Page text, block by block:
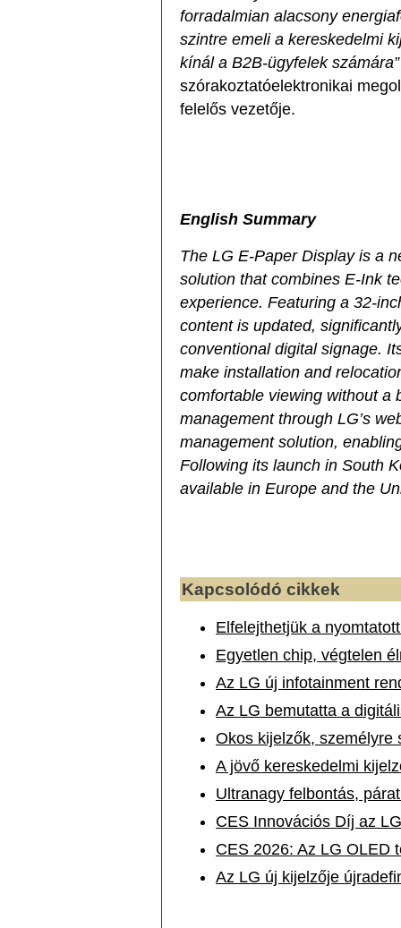
forradalmian alacsony
szintre emeli a kereskedelmi
kínál a B2B-ügyfelek
szórakoztatóelektronikai
felelős vezetője.
English Summary
The LG E-Paper Display is a
solution that combines E-Ink
experience. Featuring a 32-
content is updated,
conventional digital signage.
make installation and
comfortable viewing without a
management through LG’s
management solution,
Following its launch in South
available in Europe and the
Kapcsolódó cikkek
Elfelejthetjük a
Egyetlen chip, végtelen
Az LG új infotainment
Az LG bemutatta a
Okos kijelzők, személyre
A jövő kereskedelmi
Ultranagy felbontás,
CES Innovációs Díj az
CES 2026: Az LG OLED
Az LG új kijelzője